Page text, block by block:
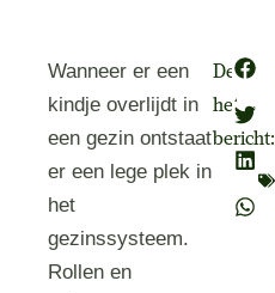
Wanneer er een
kindje overlijdt in
een gezin ontstaat
er een lege plek in
het
gezinssysteem.
Rollen en
Deel
het
bericht: